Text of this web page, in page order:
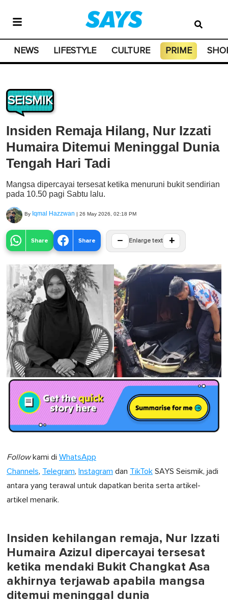
NEWS LIFESTYLE CULTURE PRIME
SEISMIK
Insiden Remaja Hilang, Nur Izzati
Humaira Ditemui Meninggal Dunia
Tengah Hari Tadi
Mangsa dipercayai tersesat ketika menuruni bukit sendirian
pada 10.50 pagi Sabtu lalu.
By Iqmal Hazzwan | 26 May 2026, 02:18 PM
Share Share − Enlarge text +
Followkami di WhatsApp
Channels, Telegram, Instagram dan TikTok SAYS Seismik, jadi
antara yang terawal untuk dapatkan berita serta artikel-
artikel menarik.
Insiden kehilangan remaja, Nur Izzati
Humaira Azizul dipercayai tersesat
ketika mendaki Bukit Changkat Asa
akhirnya terjawab apabila mangsa
ditemui meninggal dunia